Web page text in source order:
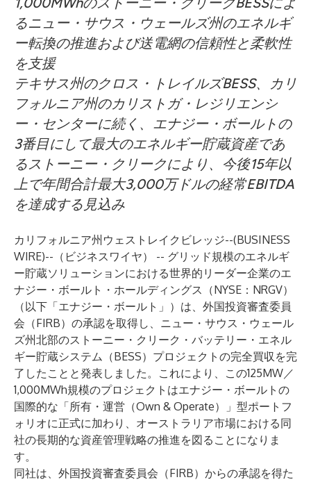
るニュー・サウス・ウェールズ州のエネルギ
ー転換の推進および送電網の信頼性と柔軟性
を支援
テキサス州のクロス・トレイルズBESS、カリ
フォルニア州のカリストガ・レジリエンシ
ー・センターに続く、エナジー・ボールトの
3番目にして最大のエネルギー貯蔵資産であ
るストーニー・クリークにより、今後15年以
上で年間合計最大3,000万ドルの経常EBITDA
を達成する見込み
カリフォルニア州ウェストレイクビレッジ--(BUSINESS
WIRE)-- （ビジネスワイヤ） -- グリッド規模のエネルギ
ー貯蔵ソリューションにおける世界的リーダー企業のエ
ナジー・ボールト・ホールディングス（NYSE：NRGV）
（以下「エナジー・ボールト」）は、外国投資審査委員
会（FIRB）の承認を取得し、ニュー・サウス・ウェール
ズ州北部のストーニー・クリーク・バッテリー・エネル
ギー貯蔵システム（BESS）プロジェクトの完全買収を完
了したことと発表しました。これにより、この125MW／
1,000MWh規模のプロジェクトはエナジー・ボールトの
国際的な「所有・運営（Own & Operate）」型ポートフ
ォリオに正式に加わり、オーストラリア市場における同
社の長期的な資産管理戦略の推進を図ることになりま
す。
同社は、外国投資審査委員会（FIRB）からの承認を得た